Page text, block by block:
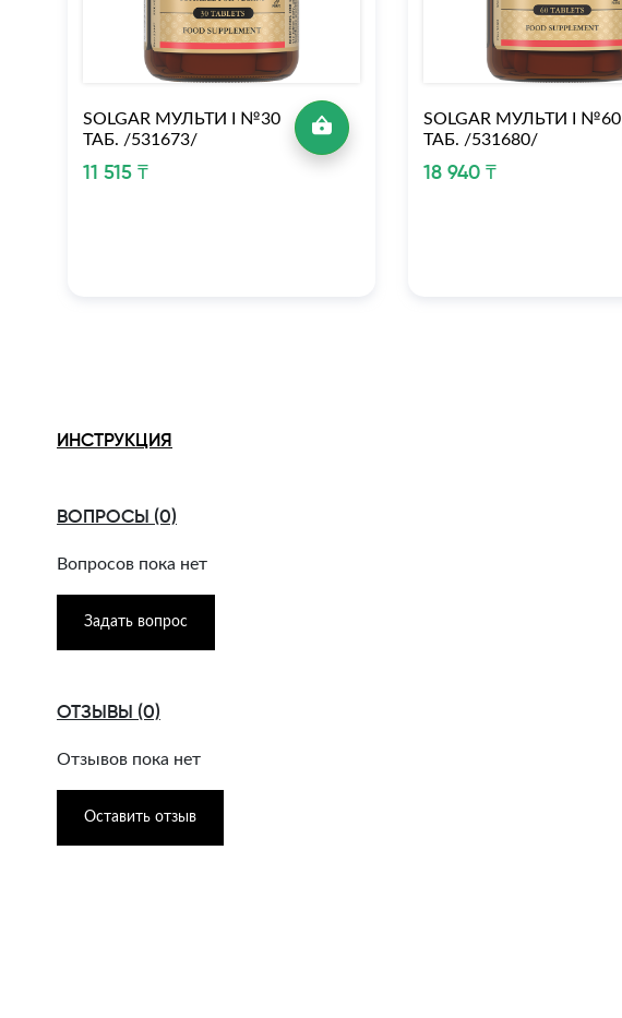
SOLGAR МУЛЬТИ I №30
ТАБ. /531673/
11 515 ₸
SOLGAR МУЛЬТИ I №60
ТАБ. /531680/
18 940 ₸
ИНСТРУКЦИЯ
ВОПРОСЫ (0)
Вопросов пока нет
Задать вопрос
ОТЗЫВЫ (0)
Отзывов пока нет
Оставить отзыв